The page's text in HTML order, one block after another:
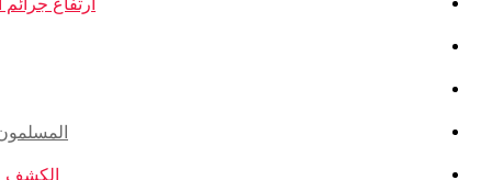
ارتفاع جرائم الكراهية
المسلمون
الكشف